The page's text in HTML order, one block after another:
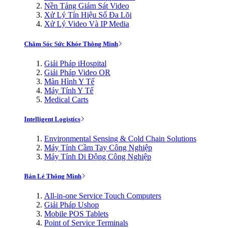
Nền Tảng Giám Sát Video
Xử Lý Tín Hiệu Số Đa Lõi
Xử Lý Video Và IP Media
Chăm Sóc Sức Khỏe Thông Minh
Giải Pháp iHospital
Giải Pháp Video OR
Màn Hình Y Tế
Máy Tính Y Tế
Medical Carts
Intelligent Logistics
Environmental Sensing & Cold Chain Solutions
Máy Tính Cầm Tay Công Nghiệp
Máy Tính Di Động Công Nghiệp
Bán Lẻ Thông Minh
All-in-one Service Touch Computers
Giải Pháp Ushop
Mobile POS Tablets
Point of Service Terminals